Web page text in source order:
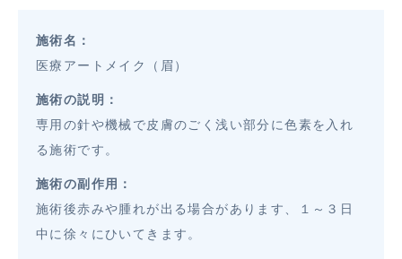
施術名：
医療アートメイク（眉）
施術の説明：
専用の針や機械で皮膚のごく浅い部分に色素を入れ
る施術です。
施術の副作用：
施術後赤みや腫れが出る場合があります、１～３日
中に徐々にひいてきます。